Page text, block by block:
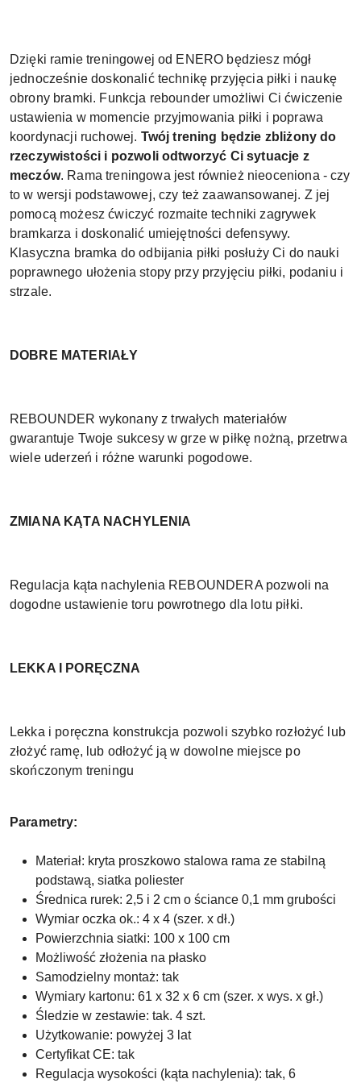
Dzięki ramie treningowej od ENERO będziesz mógł
jednocześnie doskonalić technikę przyjęcia piłki i naukę
obrony bramki. Funkcja rebounder umożliwi Ci ćwiczenie
ustawienia w momencie przyjmowania piłki i poprawa
koordynacji ruchowej. Twój trening będzie zbliżony do
rzeczywistości i pozwoli odtworzyć Ci sytuacje z
meczów. Rama treningowa jest również nieoceniona - czy
to w wersji podstawowej, czy też zaawansowanej. Z jej
pomocą możesz ćwiczyć rozmaite techniki zagrywek
bramkarza i doskonalić umiejętności defensywy.
Klasyczna bramka do odbijania piłki posłuży Ci do nauki
poprawnego ułożenia stopy przy przyjęciu piłki, podaniu i
strzale.
DOBRE MATERIAŁY
REBOUNDER wykonany z trwałych materiałów
gwarantuje Twoje sukcesy w grze w piłkę nożną, przetrwa
wiele uderzeń i różne warunki pogodowe.
ZMIANA KĄTA NACHYLENIA
Regulacja kąta nachylenia REBOUNDERA pozwoli na
dogodne ustawienie toru powrotnego dla lotu piłki.
LEKKA I PORĘCZNA
Lekka i poręczna konstrukcja pozwoli szybko rozłożyć lub
złożyć ramę, lub odłożyć ją w dowolne miejsce po
skończonym treningu
Parametry:
Materiał: kryta proszkowo stalowa rama ze stabilną
podstawą, siatka poliester
Średnica rurek: 2,5 i 2 cm o ściance 0,1 mm grubości
Wymiar oczka ok.: 4 x 4 (szer. x dł.)
Powierzchnia siatki: 100 x 100 cm
Możliwość złożenia na płasko
Samodzielny montaż: tak
Wymiary kartonu: 61 x 32 x 6 cm (szer. x wys. x gł.)
Śledzie w zestawie: tak. 4 szt.
Użytkowanie: powyżej 3 lat
Certyfikat CE: tak
Regulacja wysokości (kąta nachylenia): tak, 6